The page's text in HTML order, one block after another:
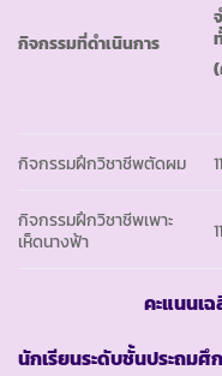
กิจกรรมที่ดำเนินการ
กิจกรรมฝึกวิชาชีพตัดผม 11
กิจกรรมฝึกวิชาชีพเพาะ
เห็ดนางฟ้า
11
คะแนนเฉลี่ยวิชา
นักเรียนระดับชั้นประถมศึ